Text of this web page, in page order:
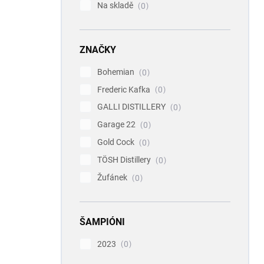
Na skladě 0
ZNAČKY
Bohemian
0
Frederic Kafka
0
GALLI DISTILLERY
0
Garage 22
0
Gold Cock
0
TÖSH Distillery
0
Žufánek
0
ŠAMPIÓNI
2023 0